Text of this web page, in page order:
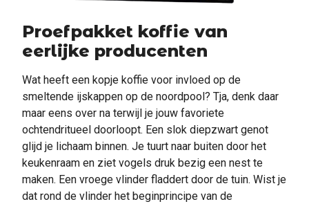
Proefpakket koffie van
eerlijke producenten
Wat heeft een kopje koffie voor invloed op de
smeltende ijskappen op de noordpool? Tja, denk daar
maar eens over na terwijl je jouw favoriete
ochtendritueel doorloopt. Een slok diepzwart genot
glijd je lichaam binnen. Je tuurt naar buiten door het
keukenraam en ziet vogels druk bezig een nest te
maken. Een vroege vlinder fladdert door de tuin. Wist je
dat rond de vlinder het beginprincipe van de